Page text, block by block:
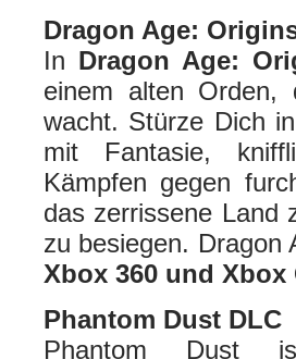
Dragon Age:
In Dragon Age:
einem alten
wacht. Stürze Dich
mit Fantasie,
Kämpfen gegen
das zerrissene Land
zu besiegen.
Xbox 360 und Xbox
Phantom Dust DLC
Phantom Dust